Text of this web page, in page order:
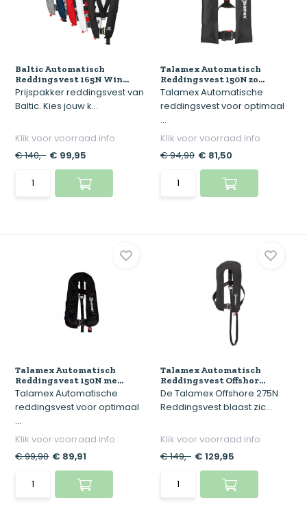
Baltic Automatisch
Reddingsvest 165N Win...
Prijspakker reddingsvest van
Baltic. Kies jouw k...
Klik voor voorraad info
€ 140,- € 99,95
Talamex Automatisch
Reddingsvest 150N zo...
Talamex Automatische
reddingsvest voor optimaal
...
Klik voor voorraad info
€ 94,90 € 81,50
Talamex Automatisch
Reddingsvest 150N me...
Talamex Automatische
reddingsvest voor optimaal
...
Klik voor voorraad info
€ 99,90 € 89,91
Talamex Automatisch
Reddingsvest Offshor...
De Talamex Offshore 275N
Reddingsvest blaast zic...
Klik voor voorraad info
€ 149,- € 129,95